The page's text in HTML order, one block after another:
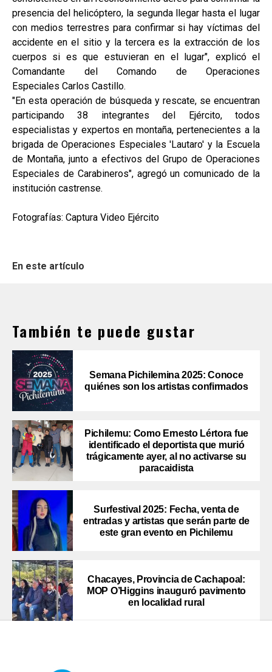
presencia del helicóptero, la segunda llegar hasta el lugar
con medios terrestres para confirmar si hay víctimas del
accidente en el sitio y la tercera es la extracción de los
cuerpos si es que estuvieran en el lugar", explicó el
Comandante del Comando de Operaciones
Especiales Carlos Castillo.
"En esta operación de búsqueda y rescate, se encuentran
participando 38 integrantes del Ejército, todos
especialistas y expertos en montaña, pertenecientes a la
brigada de Operaciones Especiales 'Lautaro' y la Escuela
de Montaña, junto a efectivos del Grupo de Operaciones
Especiales de Carabineros", agregó un comunicado de la
institución castrense.
Fotografías: Captura Video Ejército
En este artículo
También te puede gustar
Semana Pichilemina 2025: Conoce
quiénes son los artistas confirmados
Pichilemu: Como Ernesto Lértora fue
identificado el deportista que murió
trágicamente ayer, al no activarse su
paracaidista
Surfestival 2025: Fecha, venta de
entradas y artistas que serán parte de
este gran evento en Pichilemu
Chacayes, Provincia de Cachapoal:
MOP O’Higgins inauguró pavimento
en localidad rural